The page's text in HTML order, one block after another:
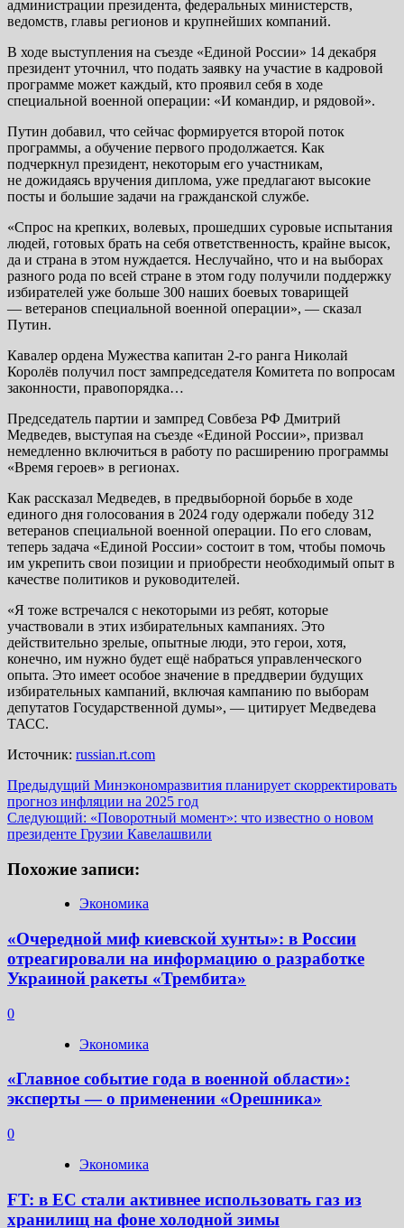
администрации президента, федеральных министерств,
ведомств, главы регионов и крупнейших компаний.
В ходе выступления на съезде «Единой России» 14 декабря
президент уточнил, что подать заявку на участие в кадровой
программе может каждый, кто проявил себя в ходе
специальной военной операции: «И командир, и рядовой».
Путин добавил, что сейчас формируется второй поток
программы, а обучение первого продолжается. Как
подчеркнул президент, некоторым его участникам,
не дожидаясь вручения диплома, уже предлагают высокие
посты и большие задачи на гражданской службе.
«Спрос на крепких, волевых, прошедших суровые испытания
людей, готовых брать на себя ответственность, крайне высок,
да и страна в этом нуждается. Неслучайно, что и на выборах
разного рода по всей стране в этом году получили поддержку
избирателей уже больше 300 наших боевых товарищей
— ветеранов специальной военной операции», — сказал
Путин.
Кавалер ордена Мужества капитан 2-го ранга Николай
Королёв получил пост зампредседателя Комитета по вопросам
законности, правопорядка…
Председатель партии и зампред Совбеза РФ Дмитрий
Медведев, выступая на съезде «Единой России», призвал
немедленно включиться в работу по расширению программы
«Время героев» в регионах.
Как рассказал Медведев, в предвыборной борьбе в ходе
единого дня голосования в 2024 году одержали победу 312
ветеранов специальной военной операции. По его словам,
теперь задача «Единой России» состоит в том, чтобы помочь
им укрепить свои позиции и приобрести необходимый опыт в
качестве политиков и руководителей.
«Я тоже встречался с некоторыми из ребят, которые
участвовали в этих избирательных кампаниях. Это
действительно зрелые, опытные люди, это герои, хотя,
конечно, им нужно будет ещё набраться управленческого
опыта. Это имеет особое значение в преддверии будущих
избирательных кампаний, включая кампанию по выборам
депутатов Государственной думы», — цитирует Медведева
ТАСС.
Источник: russian.rt.com
Навигация
записи
Предыдущий Минэкономразвития планирует скорректировать
прогноз инфляции на 2025 год
Следующий: «Поворотный момент»: что известно о новом
президенте Грузии Кавелашвили
Похожие записи:
Экономика
«Очередной миф киевской хунты»: в России
отреагировали на информацию о разработке
Украиной ракеты «Трембита»
0
Экономика
«Главное событие года в военной области»:
эксперты — о применении «Орешника»
0
Экономика
FT: в ЕС стали активнее использовать газ из
хранилищ на фоне холодной зимы